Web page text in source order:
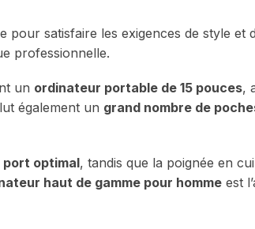
satisfaire les exigences de style
professionnelle.
un ordinateur portable de 15 pouces,
également un grand nombre de
optimal, tandis que la poignée en
haut de gamme pour homme est